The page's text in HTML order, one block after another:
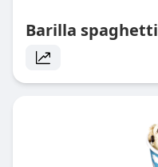
Barilla spaghetti